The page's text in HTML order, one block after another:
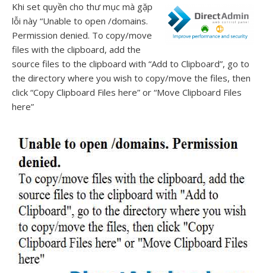
Khi set quyền cho thư mục mà gặp
lỗi này “Unable to open /domains.
Permission denied. To copy/move
files with the clipboard, add the
source files to the clipboard with “Add to Clipboard”, go to
the directory where you wish to copy/move the files, then
click “Copy Clipboard Files here” or “Move Clipboard Files
here”